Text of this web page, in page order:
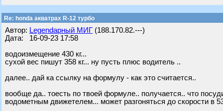
Re: honda акватрах R-12 турбо
Автор: Legendарный МИГ (188.170.82.---)
Дата: 16-09-23 17:58
водоизмещение 430 кг...
сухой вес пишут 358 кг... ну пусть плюс водитель ..
далее.. дай ка ссылку на формулу - как это считается..
вообще да.. тоесть по твоей формуле.. получается.. что
водометным движетелем... может разгоняться до скорости в